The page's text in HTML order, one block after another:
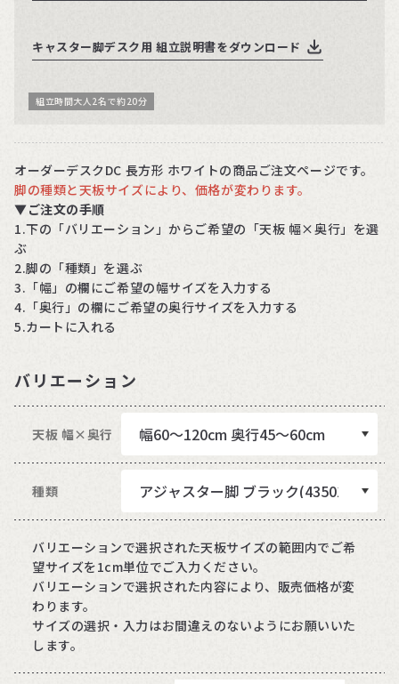
キャスター脚デスク用 組立説明書をダウンロード
組立時間大人2名で約20分
オーダーデスクDC 長方形 ホワイトの商品ご注文ページです。
脚の種類と天板サイズにより、価格が変わります。
▼ご注文の手順
1.下の「バリエーション」からご希望の「天板 幅×奥行」を選
ぶ
2.脚の「種類」を選ぶ
3.「幅」の欄にご希望の幅サイズを入力する
4.「奥行」の欄にご希望の奥行サイズを入力する
5.カートに入れる
バリエーション
天板 幅×奥行
種類
バリエーションで選択された天板サイズの範囲内でご希
望サイズを1cm単位でご入力ください。
バリエーションで選択された内容により、販売価格が変
わります。
サイズの選択・入力はお間違えのないようにお願いいた
します。